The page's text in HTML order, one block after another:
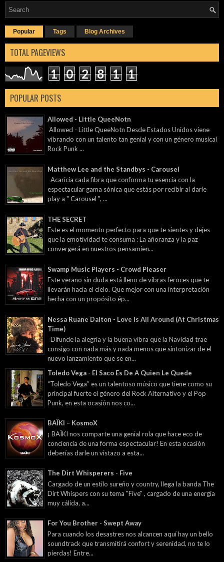
Popular Tags Blog Archives
TOTAL PAGEVIEWS
1 0 2 8 1 1
POPULAR POSTS
Allowed - Little QueeNotn
Allowed - Little QueeNotn Desde Estados Unidos viene
vibrando con un talento tan genial y con un género musical
Rock Punk ...
Matthew Lee and the Standbys - Carousel
Acaricia cada fibra que conforma tu esencia con la
espectacular gama sónica que estás por recibir al darle
play a " Carousel ", ...
THE SECRET
Este es el momento perfecto para que te sientes y dejes
que la emotividad te consuma : La añoranza y la paz
convergerá en nuestros pensamien...
Swamp Music Players - Crowd Pleaser
Este verano sin duda está lleno de vibras feroces que te
llevarán hacia el cielo. Que mejor con una interpretación
hecha con un propósito ép...
Nessa Ruane Dalton - Love Is All Around (At Christmas
Time)
Difunde la alegría y la buena vibra que la Navidad trae
consigo con nada más y nada menos que sintonizar de el
nuevo lanzamiento que se en...
Toledo Vega - El Saco Es De A Quien Le Quede
“Toledo Vega” es un talentoso músico que tiene como su
principal fuerte el género del Rock Alternativo y el Pop
Punk, en esta ocasión nos co...
BAÏKI – KosmoX
¡ BAÏKI nos comparte una genial rola que hace eco de
conciencia de una forma espectacular! En esta ocasión
deberías darle un vistazo a esta...
The Dirt Whisperers - Five
Cargado de un estilo sureño y country, llega la banda The
Dirt Whispers con su tema "Five" , cargado de una energía
muy cálida, a...
For You Brother - Swept Away
Para cuando los desastres nos alcancen aquí hay un bello
soundtrack que transmitirá confort y serenidad, no te lo
pierdas! Entre...